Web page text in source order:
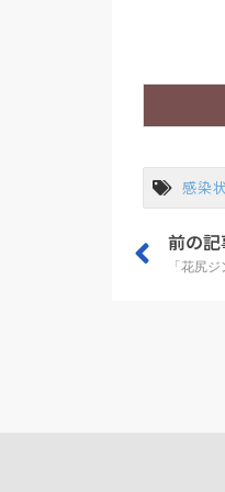
感染
前の記
「花尻